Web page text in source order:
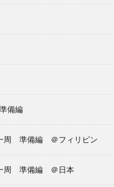
備編
周 準備編 ＠フィリピン
周 準備編 ＠日本